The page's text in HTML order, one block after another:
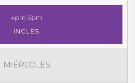
4pm-5pm
INGLES
MIÉRCOLES